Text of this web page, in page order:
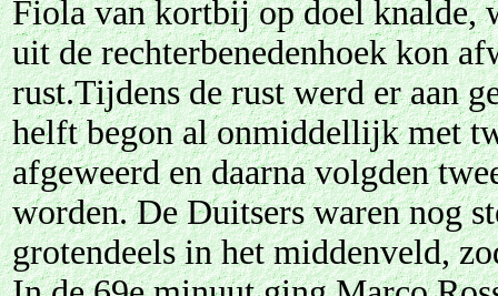
Fiola van kortbij op doel knalde,
uit de rechterbenedenhoek kon
rust.Tijdens de rust werd er aan
helft begon al onmiddellijk met
afgeweerd en daarna volgden
worden. De Duitsers waren nog
grotendeels in het middenveld,